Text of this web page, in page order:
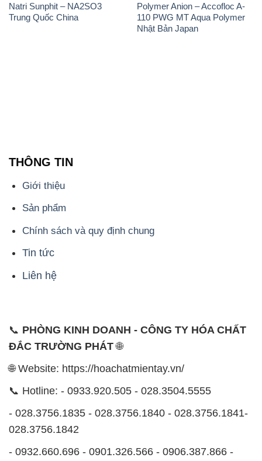
Natri Sunphit – NA2SO3
Trung Quốc China
Polymer Anion – Accofloc A-
110 PWG MT Aqua Polymer
Nhật Bản Japan
THÔNG TIN
Giới thiệu
Sản phẩm
Chính sách và quy định chung
Tin tức
Liên hệ
📞 PHÒNG KINH DOANH - CÔNG TY HÓA CHẤT
ĐẮC TRƯỜNG PHÁT🌐
🌐 Website: https://hoachatmientay.vn/
📞 Hotline: - 0933.920.505 - 028.3504.5555
- 028.3756.1835 - 028.3756.1840 - 028.3756.1841-
028.3756.1842
- 0932.660.696 - 0901.326.566 - 0906.387.866 -